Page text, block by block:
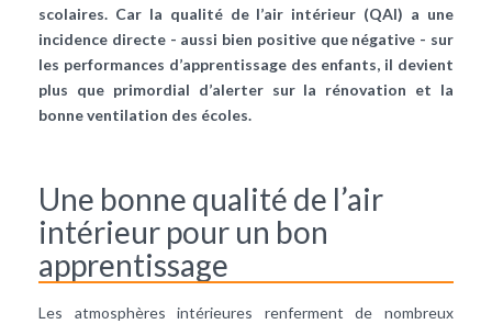
scolaires. Car la qualité de l’air intérieur (QAI) a une
incidence directe - aussi bien positive que négative - sur
les performances d’apprentissage des enfants, il devient
plus que primordial d’alerter sur la rénovation et la
bonne ventilation des écoles.
Une bonne qualité de l’air
intérieur pour un bon
apprentissage
Les atmosphères intérieures renferment de nombreux